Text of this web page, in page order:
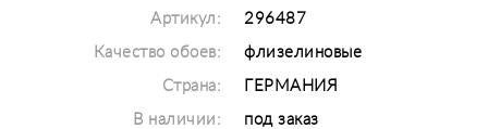
Артикул: 296487
Качество обоев: флизелиновые
Страна: ГЕРМАНИЯ
В наличии: под заказ